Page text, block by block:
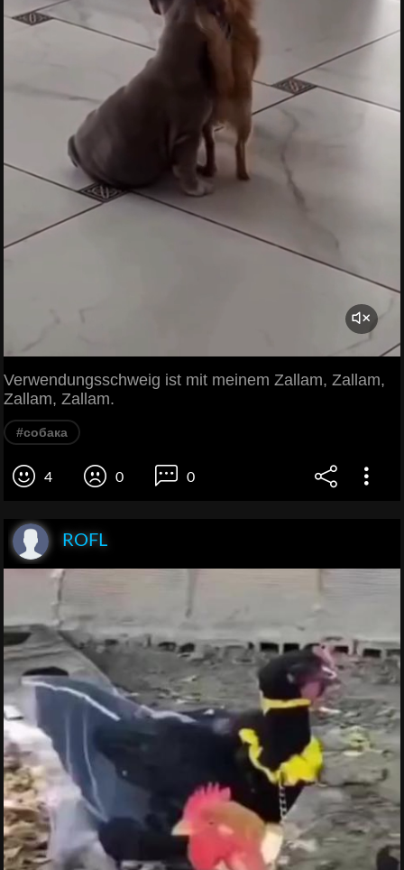
Verwendungsschweig ist mit meinem Zallam, Zallam,
Zallam, Zallam.
#собака
4 0 0
ROFL